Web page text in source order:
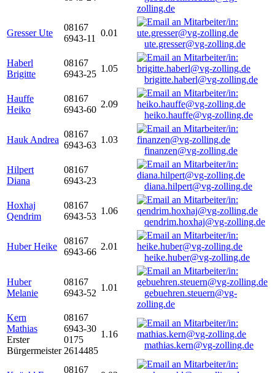
zolling.de
Gresser Ute
08167
6943-11
0.01
ute.gresser@vg-zolling.de
Haberl
Brigitte
08167
6943-25
1.05
brigitte.haberl@vg-zolling.de
Hauffe
Heiko
08167
6943-60
2.09
heiko.hauffe@vg-zolling.de
Hauk Andrea
08167
6943-63
1.03
finanzen@vg-zolling.de
Hilpert
Diana
08167
6943-23
diana.hilpert@vg-zolling.de
Hoxhaj
Qendrim
08167
6943-53
1.06
qendrim.hoxhaj@vg-zolling.de
Huber Heike
08167
6943-66
2.01
heike.huber@vg-zolling.de
Huber
Melanie
08167
6943-52
1.01
gebuehren.steuern@vg-
zolling.de
Kern
Mathias
Erster
Bürgermeister
08167
6943-30
0175
2614485
1.16
mathias.kern@vg-zolling.de
08167